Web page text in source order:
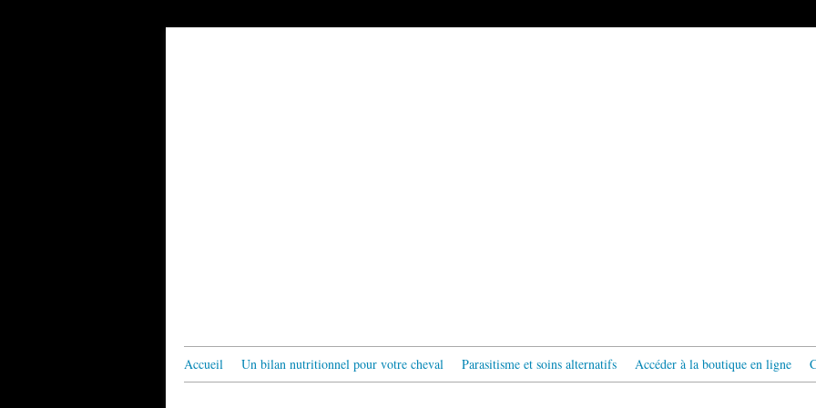
Accueil Un bilan nutritionnel pour votre cheval Parasitisme et soins alternatifs Accéder à la boutique en ligne